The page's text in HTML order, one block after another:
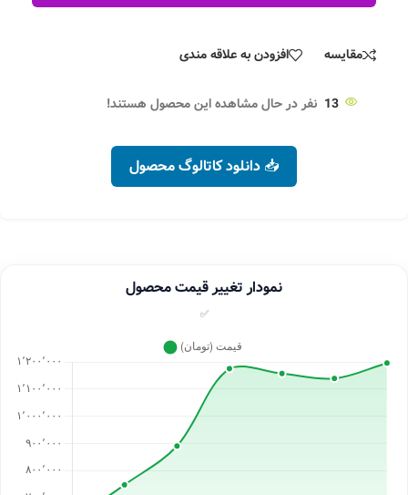
مقایسه افزودن به علاقه مندی
13 نفر در حال مشاهده این محصول هستند!
📥 دانلود کاتالوگ محصول
نمودار تغییر قیمت محصول
✅